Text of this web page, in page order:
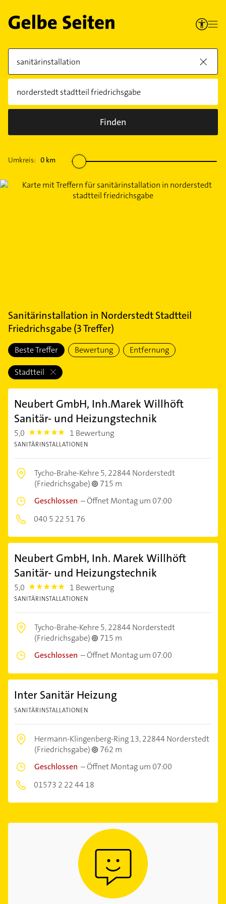
Finden
Umkreis: 0 km
Sanitärinstallation in Norderstedt Stadtteil
Friedrichsgabe(3Treffer)
Beste Treffer Bewertung Entfernung
Stadtteil
Neubert GmbH, Inh.Marek Willhöft
Sanitär- und Heizungstechnik
5,0 5.0 1 Bewertung
SANITÄRINSTALLATIONEN
Tycho-Brahe-Kehre 5,22844 Norderstedt
(Friedrichsgabe)
715 m
Geschlossen –Öffnet Montag um 07:00
040 5 22 51 76
Neubert GmbH, Inh. Marek Willhöft
Sanitär- und Heizungstechnik
5,0 5.0 1 Bewertung
SANITÄRINSTALLATIONEN
Tycho-Brahe-Kehre 5,22844 Norderstedt
(Friedrichsgabe)
715 m
Geschlossen –Öffnet Montag um 07:00
Inter Sanitär Heizung
SANITÄRINSTALLATIONEN
Hermann-Klingenberg-Ring 13,22844 Norderstedt
(Friedrichsgabe)
762 m
Geschlossen –Öffnet Montag um 07:00
01573 2 22 44 18